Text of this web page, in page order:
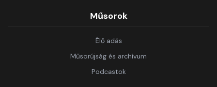
Műsorok
Élő adás
Műsorújság és archívum
Podcastok